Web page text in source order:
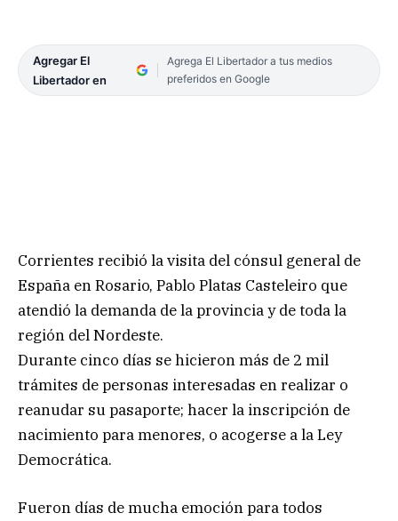
Agregar El
Libertador en
Agrega El Libertador a tus medios
preferidos en Google
Corrientes recibió la visita del cónsul general de
España en Rosario, Pablo Platas Casteleiro que
atendió la demanda de la provincia y de toda la
región del Nordeste.
Durante cinco días se hicieron más de 2 mil
trámites de personas interesadas en realizar o
reanudar su pasaporte; hacer la inscripción de
nacimiento para menores, o acogerse a la Ley
Democrática.
Fueron días de mucha emoción para todos